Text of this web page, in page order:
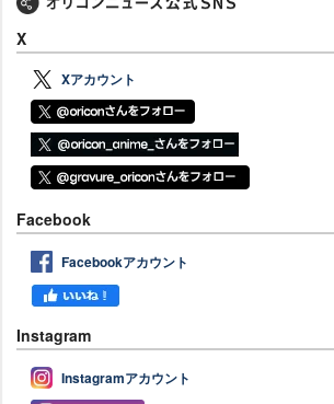
X
Xアカウント
Facebook
Facebookアカウント
Instagram
Instagramアカウント